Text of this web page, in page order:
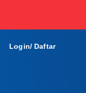
Login/ Daftar